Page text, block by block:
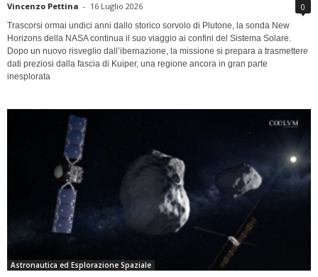
Vincenzo Pettina - 16 Luglio 2026 0
Trascorsi ormai undici anni dallo storico sorvolo di Plutone, la sonda New
Horizons della NASA continua il suo viaggio ai confini del Sistema Solare.
Dopo un nuovo risveglio dall’ibernazione, la missione si prepara a trasmettere
dati preziosi dalla fascia di Kuiper, una regione ancora in gran parte
inesplorata
Astronautica ed Esplorazione Spaziale